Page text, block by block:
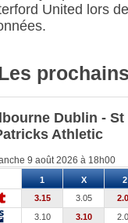
United lors
Dublin - St
Athletic
9 août 2026 à 18h00
1 X
2
3.15
3.05
3.10
3.10